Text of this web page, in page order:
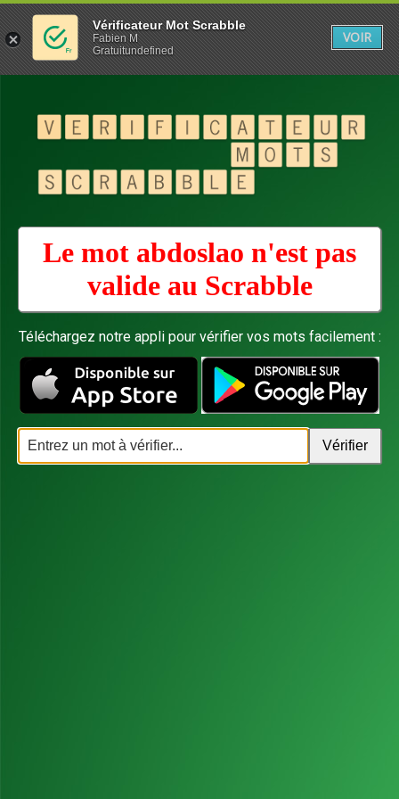
Le mot abdoslao n'est pas
valide au Scrabble
Téléchargez notre appli pour vérifier vos mots facilement :
Vérificateur Mot Scrabble
Fabien M
Gratuitundefined
VOIR